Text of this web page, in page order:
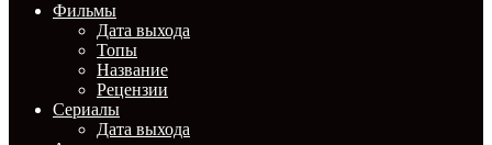
Фильмы
Дата выхода
Топы
Название
Рецензии
Сериалы
Дата выхода